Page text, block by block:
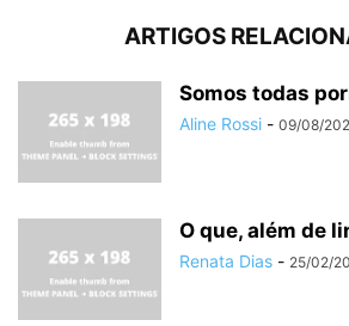
ARTIGOS
Somos todas
Aline Rossi - 09/08/
O que, além de
Renata Dias - 25/02/